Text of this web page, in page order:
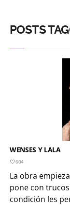
POSTS
WENSES Y LALA
604
La obra
pone con
condición les